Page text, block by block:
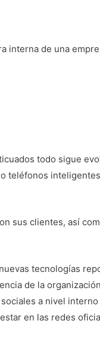
interna de una
todo sigue
teléfonos
sus clientes, así
tecnologías
de la
a nivel
en las redes